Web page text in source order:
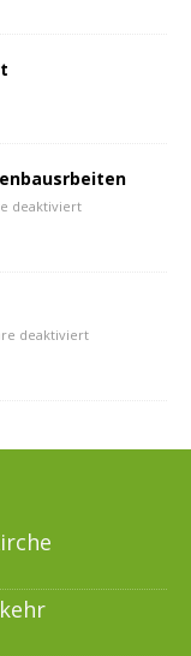
deaktiviert
deaktiviert